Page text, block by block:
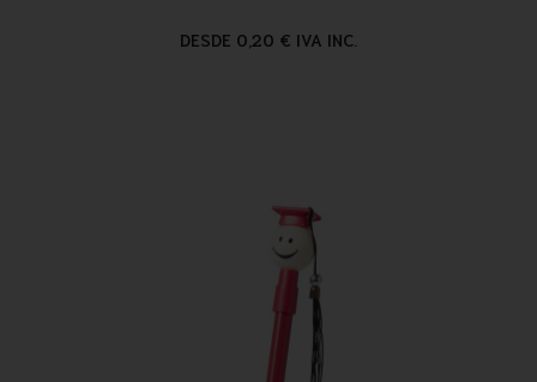
DESDE 0,20 € IVA INC.